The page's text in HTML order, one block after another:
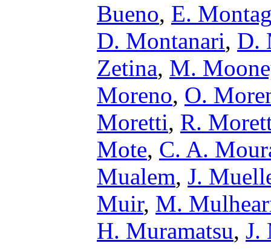
Bueno, E.
D. Montanari, D.
Zetina, M.
Moreno, O.
Moretti, R.
Mote, C. A.
Mualem, J.
Muir, M.
H. Muramatsu, J.